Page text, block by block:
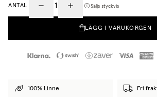
ANTAL Säljs styckvis
LÄGG I VARUKORGEN
100% Linne Fri